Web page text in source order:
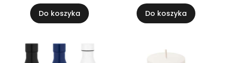
Do koszyka Do koszyka